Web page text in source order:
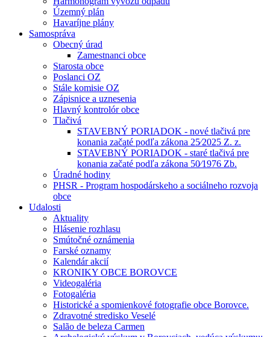
Územný plán
Havaríjne plány
Samospráva
Obecný úrad
Zamestnanci obce
Starosta obce
Poslanci OZ
Stále komisie OZ
Zápisnice a uznesenia
Hlavný kontrolór obce
Tlačivá
STAVEBNÝ PORIADOK - nové tlačivá pre
konania začaté podľa zákona 25⁄2025 Z. z.
STAVEBNÝ PORIADOK - staré tlačivá pre
konania začaté podľa zákona 50⁄1976 Zb.
Úradné hodiny
PHSR - Program hospodárskeho a sociálneho rozvoja
obce
Udalosti
Aktuality
Hlásenie rozhlasu
Smútočné oznámenia
Farské oznamy
Kalendár akcií
KRONIKY OBCE BOROVCE
Videogaléria
Fotogaléria
Historické a spomienkové fotografie obce Borovce.
Zdravotné stredisko Veselé
Salão de beleza Carmen